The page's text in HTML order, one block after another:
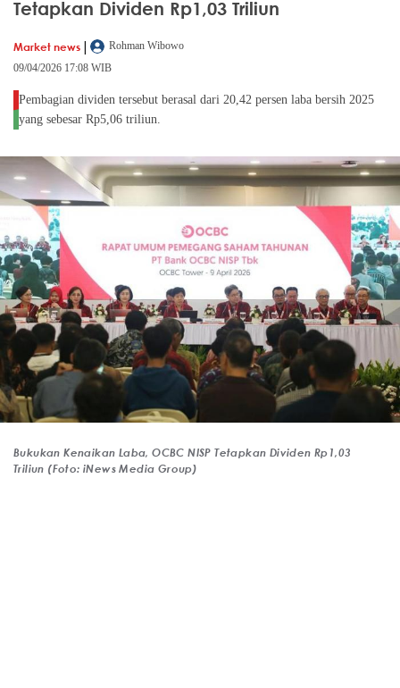
Tetapkan Dividen Rp1,03 Triliun
Market news |
Rohman Wibowo
09/04/2026 17:08 WIB
Pembagian dividen tersebut berasal dari 20,42 persen laba bersih 2025
yang sebesar Rp5,06 triliun.
Bukukan Kenaikan Laba, OCBC NISP Tetapkan Dividen Rp1,03
Triliun (Foto: iNews Media Group)